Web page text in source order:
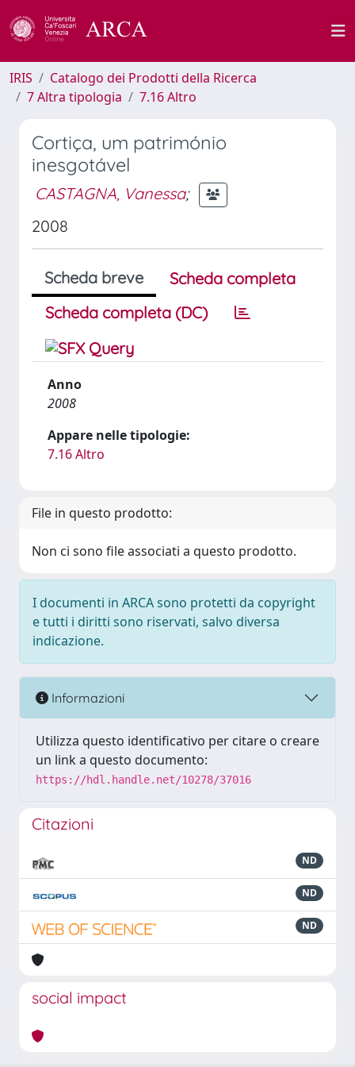
IRIS
Catalogo dei Prodotti della Ricerca
7 Altra tipologia
7.16 Altro
Cortiça, um património
inesgotável
CASTAGNA, Vanessa;
2008
Scheda breve
Scheda completa
Scheda completa (DC)
Anno
2008
Appare nelle tipologie:
7.16 Altro
File in questo prodotto:
Non ci sono file associati a questo prodotto.
I documenti in ARCA sono protetti da copyright
e tutti i diritti sono riservati, salvo diversa
indicazione.
Informazioni
Utilizza questo identificativo per citare o creare
un link a questo documento:
https://hdl.handle.net/10278/37016
Citazioni
ND
ND
ND
social impact